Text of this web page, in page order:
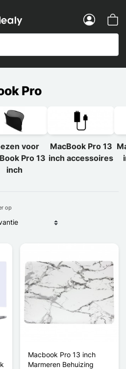
- Telefoonhoesjes en
Pro
voor
Pro 13
inch
MacBook Pro 13
inch accessoires
op
Macbook Pro 13 inch
Marmeren Behuizing